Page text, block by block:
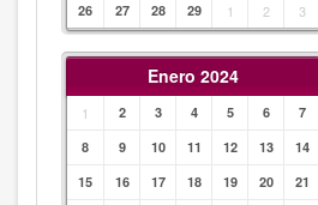
26
27 28 29 1 2 3
Enero 2024
1 2 3 4 5 6
7
8
9 10 11 12 13
14
15
16 17 18 19 20
21